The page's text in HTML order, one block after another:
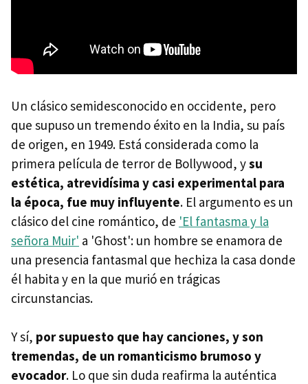
Un clásico semidesconocido en occidente, pero
que supuso un tremendo éxito en la India, su país
de origen, en 1949. Está considerada como la
primera película de terror de Bollywood, ysu
estética, atrevidísima y casi experimental para
la época, fue muy influyente. El argumento es un
clásico del cine romántico, de 'El fantasma y la
señora Muir' a 'Ghost': un hombre se enamora de
una presencia fantasmal que hechiza la casa donde
él habita y en la que murió en trágicas
circunstancias.
Y sí, por supuesto que hay canciones, y son
tremendas, de un romanticismo brumoso y
evocador. Lo que sin duda reafirma la auténtica